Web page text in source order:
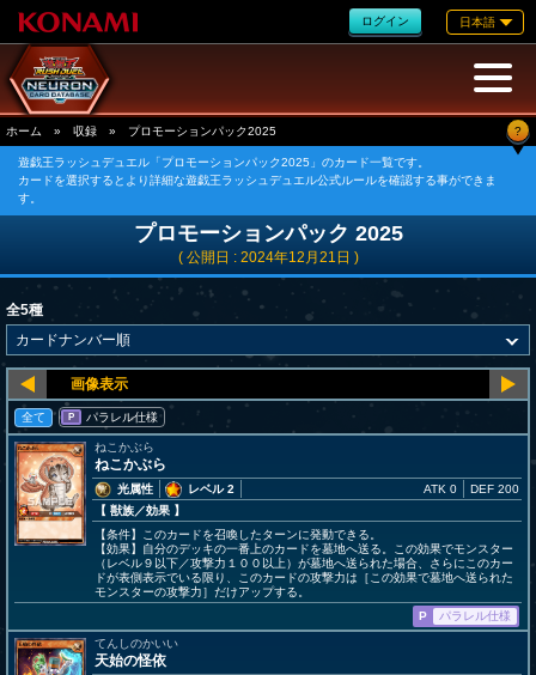
ログイン 日本語
ホーム » 収録 » プロモーションパック2025 ?
遊戯王ラッシュデュエル「プロモーションパック2025」のカード一覧です。
カードを選択するとより詳細な遊戯王ラッシュデュエル公式ルールを確認する事ができま
す。
プロモーションパック 2025
( 公開日 : 2024年12月21日 )
全5種
全て P パラレル仕様
ねこかぶら
ねこかぶら
光属性
レベル 2
【 獣族／効果 】
ATK 0 DEF 200
【条件】このカードを召喚したターンに発動できる。
【効果】自分のデッキの一番上のカードを墓地へ送る。この効果でモンスター
（レベル９以下／攻撃力１００以上）が墓地へ送られた場合、さらにこのカー
ドが表側表示でいる限り、このカードの攻撃力は［この効果で墓地へ送られた
モンスターの攻撃力］だけアップする。
P
パラレル仕様
てんしのかいい
天始の怪依